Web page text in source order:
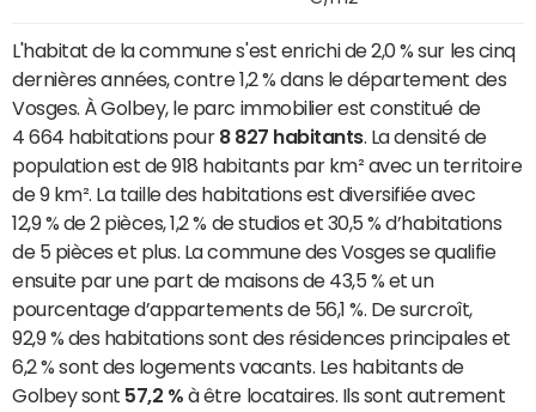
L'habitat de la commune s'est enrichi de 2,0 % sur les cinq
dernières années, contre 1,2 % dans le département des
Vosges. À Golbey, le parc immobilier est constitué de
4 664 habitations pour 8 827 habitants. La densité de
population est de 918 habitants par km² avec un territoire
de 9 km². La taille des habitations est diversifiée avec
12,9 % de 2 pièces, 1,2 % de studios et 30,5 % d’habitations
de 5 pièces et plus. La commune des Vosges se qualifie
ensuite par une part de maisons de 43,5 % et un
pourcentage d’appartements de 56,1 %. De surcroît,
92,9 % des habitations sont des résidences principales et
6,2 % sont des logements vacants. Les habitants de
Golbey sont 57,2 % à être locataires. Ils sont autrement